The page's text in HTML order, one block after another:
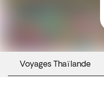
Voyages Thaïlande